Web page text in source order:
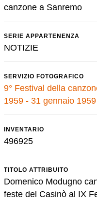
canzone a Sanremo
SERIE APPARTENENZA
NOTIZIE
SERVIZIO FOTOGRAFICO
9° Festival della
1959 - 31 gennaio 1959
INVENTARIO
496925
TITOLO ATTRIBUITO
Domenico Modugno
feste del Casinò al IX